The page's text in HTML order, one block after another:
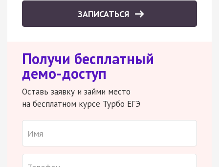
ЗАПИСАТЬСЯ
Получи бесплатный
демо-доступ
Оставь заявку и займи место
на бесплатном курсе Турбо ЕГЭ